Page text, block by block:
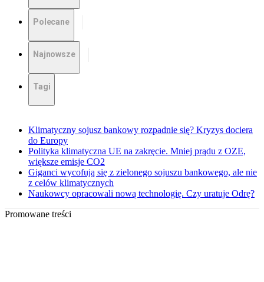
Polecane
Najnowsze
Tagi
Klimatyczny sojusz bankowy rozpadnie się? Kryzys dociera
do Europy
Polityka klimatyczna UE na zakręcie. Mniej prądu z OZE,
większe emisje CO2
Giganci wycofują się z zielonego sojuszu bankowego, ale nie
z celów klimatycznych
Naukowcy opracowali nową technologię. Czy uratuje Odrę?
Promowane treści